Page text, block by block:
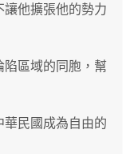
他擴張他的勢力
陷區域的同胞，幫
民國成為自由的